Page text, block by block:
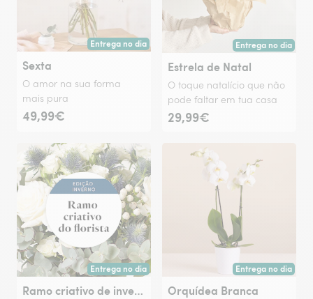
Entrega no dia
Entrega hoje ou na data à tua escolha.
Sexta
O amor na sua forma
mais pura
49,99€
Entrega no dia
Entrega hoje ou na
Estrela de Natal
O toque natalício que não
pode faltar em tua casa
29,99€
Entrega no dia
Entrega hoje ou na data à tua escolha.
Ramo criativo de inverno
Entrega no dia
Entrega hoje ou na
Orquídea Branca